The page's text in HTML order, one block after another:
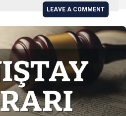
LEAVE A COMMENT